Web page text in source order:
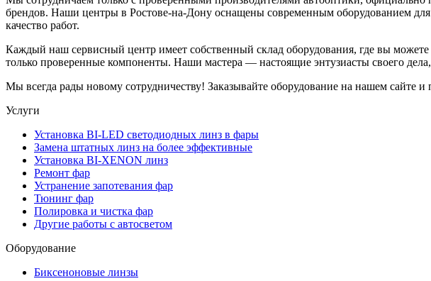
брендов. Наши центры в Ростове-на-Дону оснащены современным оборудованием
качество работ.
Каждый наш сервисный центр имеет собственный склад оборудования, где вы
только проверенные компоненты. Наши мастера — настоящие энтузиасты своего
Мы всегда рады новому сотрудничеству! Заказывайте оборудование на нашем
Услуги
Установка BI-LED светодиодных линз в фары
Замена штатных линз на более эффективные
Установка BI-XENON линз
Ремонт фар
Устранение запотевания фар
Тюнинг фар
Полировка и чистка фар
Другие работы с автосветом
Оборудование
Биксеноновые линзы